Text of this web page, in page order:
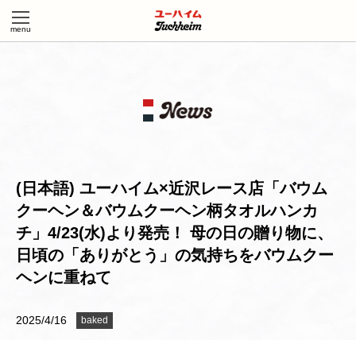
(日本語) ユーハイム×近沢レース店「バウム
クーヘン＆バウムクーヘン柄タオルハンカ
チ」4/23(水)より発売！ 母の日の贈り物に、
日頃の「ありがとう」の気持ちをバウムクー
ヘンに重ねて
2025/4/16 baked